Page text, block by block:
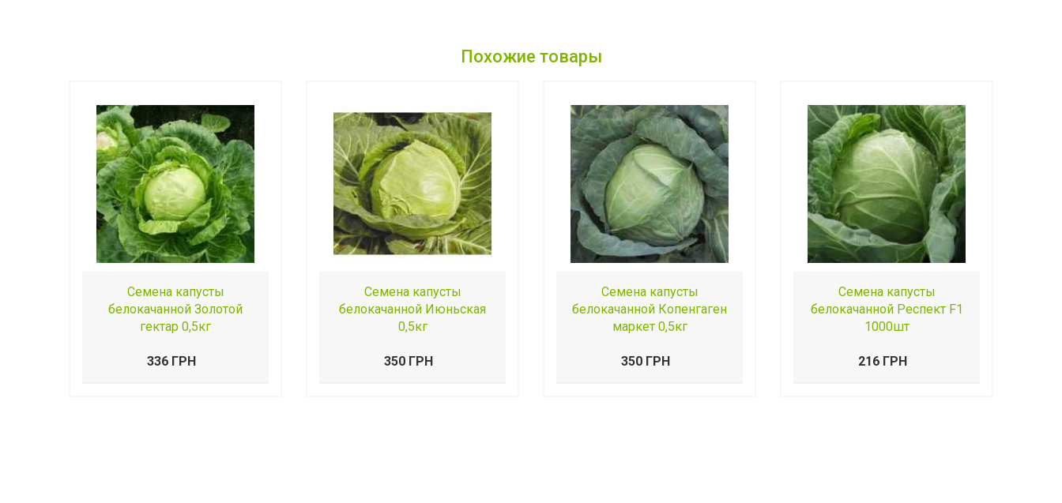
Похожие товары
Семена капусты
белокачанной Золотой
гектар 0,5кг
336 ГРН
Семена капусты
белокачанной Июньская
0,5кг
350 ГРН
Семена капусты
белокачанной Копенгаген
маркет 0,5кг
350 ГРН
Семена капусты
белокачанной Респект F1
1000шт
216 ГРН